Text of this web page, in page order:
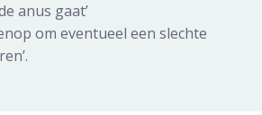
anus gaat’
om eventueel een slechte